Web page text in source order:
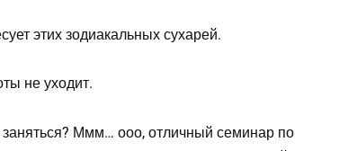
этих зодиакальных сухарей.
не уходит.
Ммм… ооо, отличный семинар по